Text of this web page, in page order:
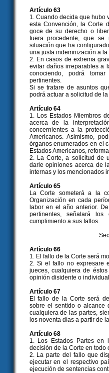
Artículo 63
1. Cuando decida que hubo
esta Convención, la Corte
goce de su derecho o
fuera procedente, que
situación que ha
una justa indemnización a
2. En casos de extrema
evitar daños irreparables a
conociendo, podrá
pertinentes.
Si se tratare de asuntos
podrá actuar a solicitud de
Artículo 64
1. Los Estados Miembros
acerca de la
concernientes a la
Americanos. Asimismo,
órganos enumerados en el
Estados Americanos,
2. La Corte, a solicitud de
darle opiniones acerca de
internas y los mencionados
Artículo 65
La Corte someterá a la
Organización en cada
labor en el año anterior.
pertinentes, señalará
cumplimiento a sus fallos.
Artículo 66
1. El fallo de la Corte será
2. Si el fallo no expresare
jueces, cualquiera de
opinión disidente o
Artículo 67
El fallo de la Corte será
sobre el sentido o alcance
cualquiera de las partes,
los noventa días a partir de
Artículo 68
1. Los Estados Partes en
decisión de la Corte en todo
2. La parte del fallo que
ejecutar en el respectivo
ejecución de sentencias